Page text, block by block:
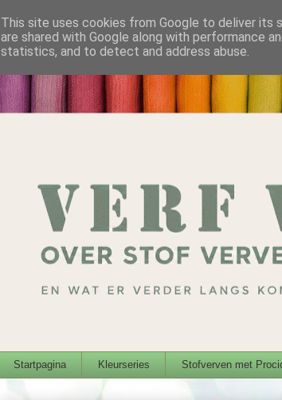
Startpagina Kleurseries Stofverven met
This site uses cookies from Google to deliver its
are shared with Google along with performance
statistics, and to detect and address abuse.